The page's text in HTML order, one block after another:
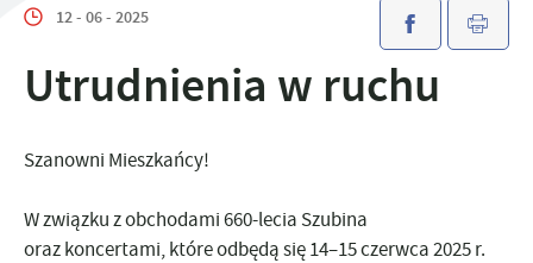
12 - 06 - 2025
Utrudnienia w ruchu
Szanowni Mieszkańcy!
W związku z obchodami 660-lecia Szubina
oraz koncertami, które odbędą się 14–15 czerwca 2025 r.